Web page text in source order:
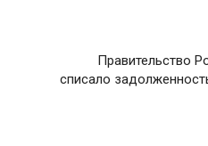
Правительство
списало